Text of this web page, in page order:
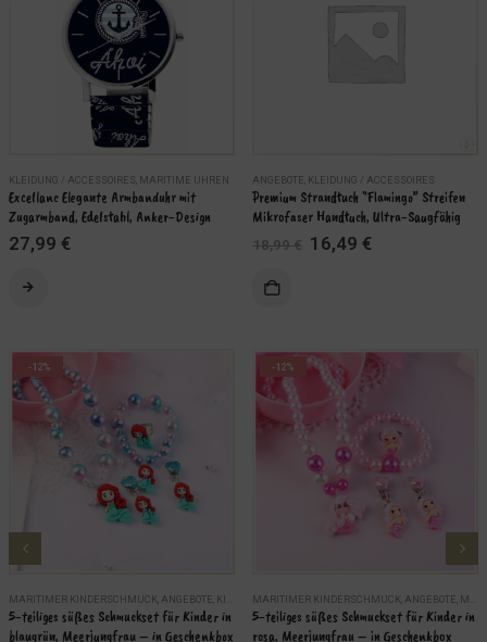
KLEIDUNG / ACCESSOIRES MARITIME UHREN
Excellanc Elegante Armbanduhr mit
Zugarmband, Edelstahl, Anker-Design
27,99 €
ANGEBOTE KLEIDUNG / ACCESSOIRES
Premium Strandtuch “Flamingo” Streifen
Mikrofaser Handtuch, Ultra-Saugfähig
18,99€ Ursprünglicher
Preis
16,49 €Aktueller
AUSFÜHRUNG WÄHLEN
-12%
MARITIMER KINDERSCHMUCK ANGEBOTE KINDER ,MARITIME SCHMUCKSETS,SCHMUCK
5-teiliges süßes Schmuckset für Kinder in
blaugrün, Meerjungfrau – in Geschenkbox
-12%
MARITIMER KINDERSCHMUCK ANGEBOTE MARITIME SCHMUCKSETS
5-teiliges süßes Schmuckset für Kinder in
rosa, Meerjungfrau – in Geschenkbox